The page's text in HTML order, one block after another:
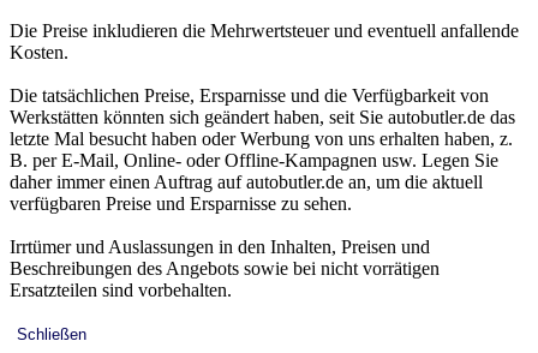
Die Preise inkludieren die Mehrwertsteuer und eventuell anfallende
Kosten.
Die tatsächlichen Preise, Ersparnisse und die Verfügbarkeit von
Werkstätten könnten sich geändert haben, seit Sie autobutler.de das
letzte Mal besucht haben oder Werbung von uns erhalten haben, z.
B. per E-Mail, Online- oder Offline-Kampagnen usw. Legen Sie
daher immer einen Auftrag auf autobutler.de an, um die aktuell
verfügbaren Preise und Ersparnisse zu sehen.
Irrtümer und Auslassungen in den Inhalten, Preisen und
Beschreibungen des Angebots sowie bei nicht vorrätigen
Ersatzteilen sind vorbehalten.
Schließen